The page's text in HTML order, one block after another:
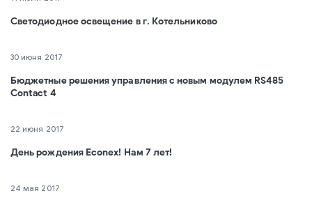
Светодиодное освещение в г. Котельниково
30 июня 2017
Бюджетные решения управления с новым модулем RS485
Contact 4
22 июня 2017
День рождения Econex! Нам 7 лет!
24 мая 2017